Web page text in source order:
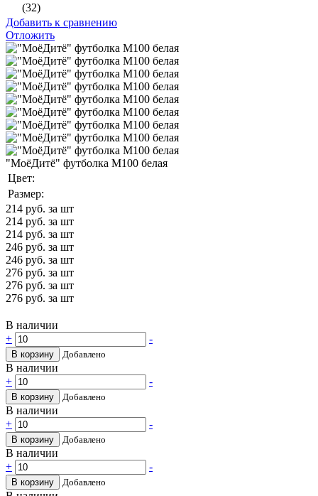
(32)
Добавить к сравнению
Отложить
"МоёДитё" футболка М100 белая
Цвет:
Размер:
214 руб. за шт
214 руб. за шт
214 руб. за шт
246 руб. за шт
246 руб. за шт
276 руб. за шт
276 руб. за шт
276 руб. за шт
В наличии
+
-
В корзину Добавлено
В наличии
+
-
В корзину Добавлено
В наличии
+
-
В корзину Добавлено
В наличии
+
-
В корзину Добавлено